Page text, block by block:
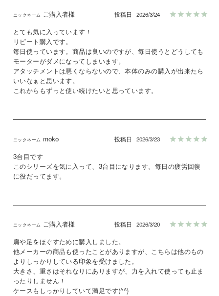
ご購入者様 投稿日 2026/3/24
とても気に入っています！
リピート購入です。
毎日使っています。商品は良いのですが、毎日使うとどうしても
モーターがダメになってしまいます。
アタッチメントは悪くならないので、本体のみの購入が出来たら
いいなぁと思います。
これからもずっと使い続けたいと思っています。
moko 投稿日 2026/3/23
3台目です
このシリーズを気に入って、3台目になります。毎日の疲労回復
に役だってます。
ご購入者様 投稿日 2026/3/20
肩や足をほぐすために購入しました。
他メーカーの商品も使ったことがありますが、こちらは他のもの
よりしっかりしている印象を受けました。
大きさ、重さはそれなりにありますが、力を入れて使っても止ま
ったりしません！
ケースもしっかりしていて満足です(^^)